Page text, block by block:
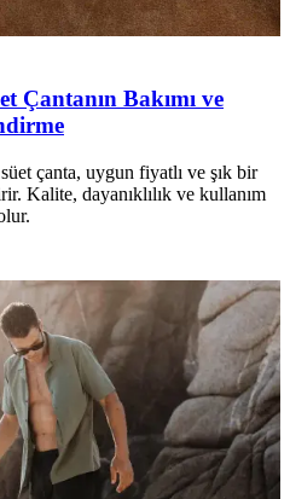
Çantanın Bakımı ve
çanta, uygun fiyatlı ve şık bir
Kalite, dayanıklılık ve kullanım